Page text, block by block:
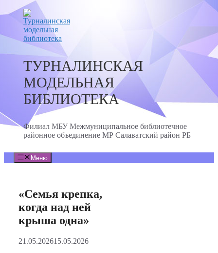
Перейти
к
содержимому
ТУРНАЛИНСКАЯ
МОДЕЛЬНАЯ
БИБЛИОТЕКА
Филиал МБУ Межмуниципальное библиотечное
районное объединение МР Салаватский район РБ
Меню
«Семья крепка,
когда над ней
крыша одна»
21.05.202615.05.2026